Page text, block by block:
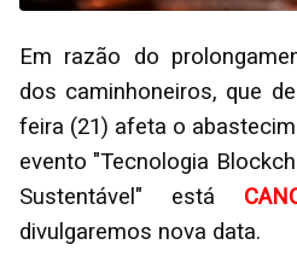
Em razão do
dos caminhoneiros, que
feira (21) afeta o
evento "Tecnologia
Sustentável" está
divulgaremos nova data.